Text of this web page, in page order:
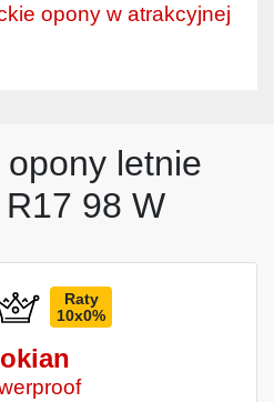
opony w atrakcyjnej
letnie
98 W
Raty
10x0%